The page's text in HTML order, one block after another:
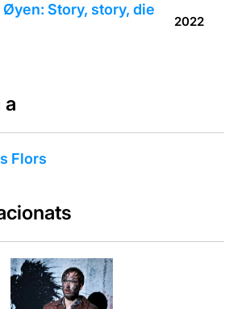
Story, story, die
2022
Flors